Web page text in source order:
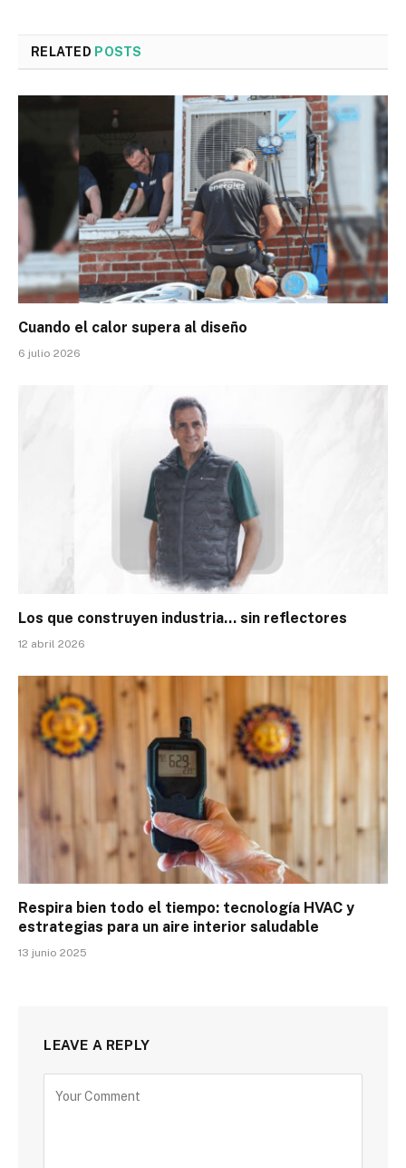
RELATED POSTS
Cuando el calor supera al diseño
6 julio 2026
Los que construyen industria… sin reflectores
12 abril 2026
Respira bien todo el tiempo: tecnología HVAC y
estrategias para un aire interior saludable
13 junio 2025
LEAVE A REPLY